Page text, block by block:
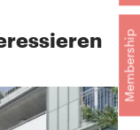
Membership